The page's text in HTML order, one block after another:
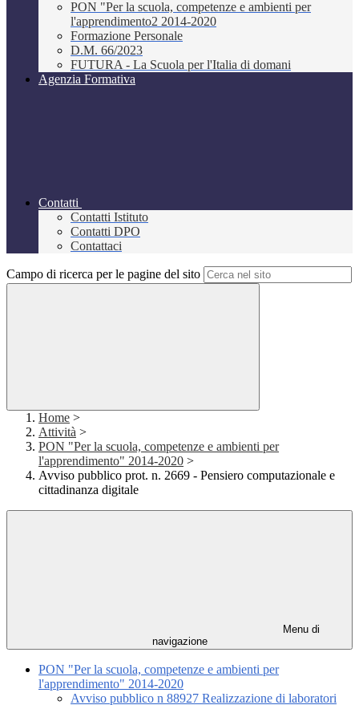
PON "Per la scuola, competenze e ambienti per
l'apprendimento2 2014-2020
Formazione Personale
D.M. 66/2023
FUTURA - La Scuola per l'Italia di domani
Agenzia Formativa
Contatti
Contatti Istituto
Contatti DPO
Contattaci
Campo di ricerca per le pagine del sito
Home >
Attività >
PON "Per la scuola, competenze e ambienti per
l'apprendimento" 2014-2020 >
Avviso pubblico prot. n. 2669 - Pensiero computazionale e
cittadinanza digitale
Menu di
navigazione
PON "Per la scuola, competenze e ambienti per
l'apprendimento" 2014-2020
Avviso pubblico n 88927 Realizzazione di laboratori